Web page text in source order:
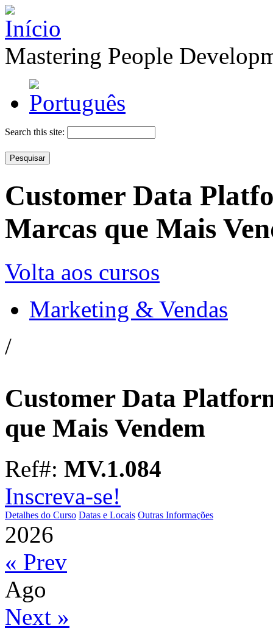
Mastering People
Search this site:
Customer Data
Marcas que Mais
Volta aos cursos
Marketing & Vendas
/
Customer Data
que Mais Vendem
Ref#: MV.1.084
Inscreva-se!
Detalhes do Curso Datas e Locais Outras Informações
2026
« Prev
Ago
Next »